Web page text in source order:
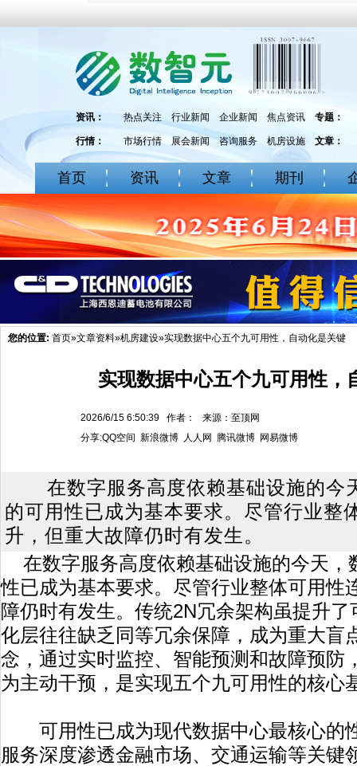
资讯： 热点关注 行业新闻 企业新闻 焦点资讯 专题：
行情： 市场行情 展会新闻 咨询服务 机房设施 文章：
首页 资讯 文章 期刊
您的位置: 首页»文章资料»机房建设»实现数据中心五个九可用性，自动化是关键
实现数据中心五个九可用性，
2026/6/15 6:50:39 作者： 来源：至顶网
分享:QQ空间 新浪微博 人人网 腾讯微博 网易微博
在数字服务高度依赖基础设施的今
的可用性已成为基本要求。尽管行业整
升，但重大故障仍时有发生。
在数字服务高度依赖基础设施的今天，
性已成为基本要求。尽管行业整体可用性
障仍时有发生。传统2N冗余架构虽提升
化层往往缺乏同等冗余保障，成为重大盲
念，通过实时监控、智能预测和故障预防
为主动干预，是实现五个九可用性的核心
可用性已成为现代数据中心最核心的
服务深度渗透金融市场、交通运输等关键